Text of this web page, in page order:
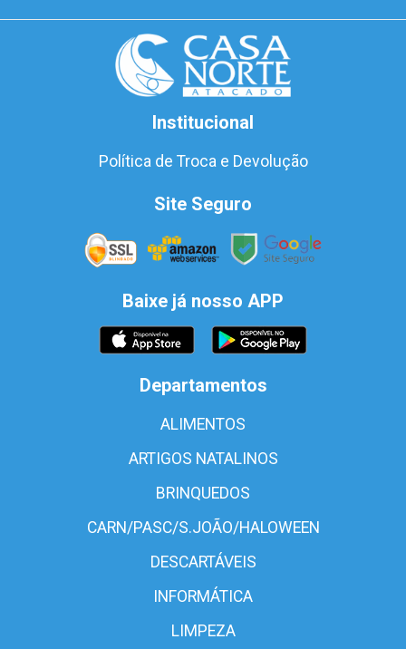
Institucional
Política de Troca e Devolução
Site Seguro
Baixe já nosso APP
Departamentos
ALIMENTOS
ARTIGOS NATALINOS
BRINQUEDOS
CARN/PASC/S.JOÃO/HALOWEEN
DESCARTÁVEIS
INFORMÁTICA
LIMPEZA